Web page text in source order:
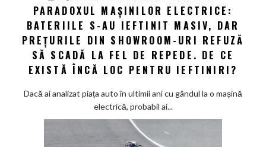
să
schimbe
foaia
Paradoxul
mașinilor
electrice:
au
masiv,
PARADOXUL MAȘINILOR ELECTRICE:
BATERIILE S-AU IEFTINIT MASIV, DAR
PREȚURILE DIN SHOWROOM-URI REFUZĂ
SĂ SCADĂ LA FEL DE REPEDE. DE CE
EXISTĂ ÎNCĂ LOC PENTRU IEFTINIRI?
Dacă ai analizat piața auto în ultimii ani cu gândul la o mașină
electrică, probabil ai...